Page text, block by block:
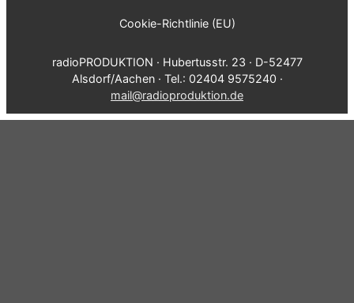
Cookie-Richtlinie (EU)
radioPRODUKTION · Hubertusstr. 23 · D-52477
Alsdorf/Aachen · Tel.: 02404 9575240 ·
mail@radioproduktion.de